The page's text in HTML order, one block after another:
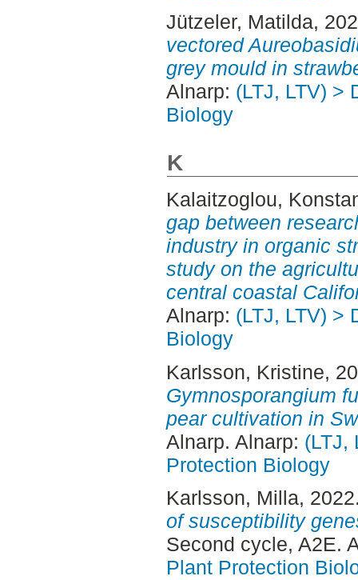
Jützeler, Matilda,
vectored
grey mould in
Alnarp: (LTJ, LTV) >
Biology
K
Kalaitzoglou,
gap between
industry in organic
study on the
central coastal
Alnarp: (LTJ, LTV) >
Biology
Karlsson, Kristine,
Gymnosporangium
pear cultivation in
Alnarp. Alnarp: (LTJ,
Protection Biology
Karlsson, Milla,
of susceptibility
Second cycle, A2E.
Plant Protection